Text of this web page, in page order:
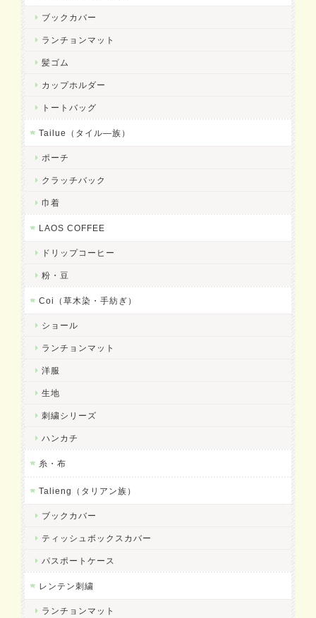
ブックカバー
ランチョンマット
髪ゴム
カップホルダー
トートバッグ
Tailue（タイル―族）
ポーチ
クラッチバック
巾着
LAOS COFFEE
ドリップコーヒー
粉・豆
Coi（草木染・手紡ぎ）
ショール
ランチョンマット
洋服
生地
刺繍シリーズ
ハンカチ
糸・布
Talieng（タリアン族）
ブックカバー
ティッシュボックスカバー
パスポートケース
レンテン刺繍
ランチョンマット